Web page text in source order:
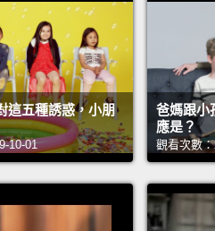
Can you blow out the air of
steam that milk.
你可以把那的蒸氣用出來嗎？
Now time for cappuccino. I
卡布奇諾時間。我忘記搖一搖
First you have to swirl it.
這五種誘惑，小朋
10-01
爸媽跟小
應是？
觀看次數